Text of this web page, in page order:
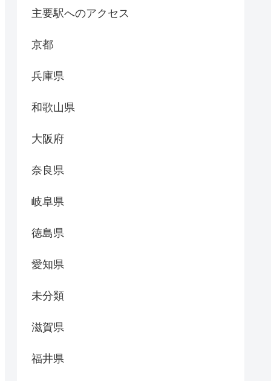
主要駅へのアクセス
京都
兵庫県
和歌山県
大阪府
奈良県
岐阜県
徳島県
愛知県
未分類
滋賀県
福井県